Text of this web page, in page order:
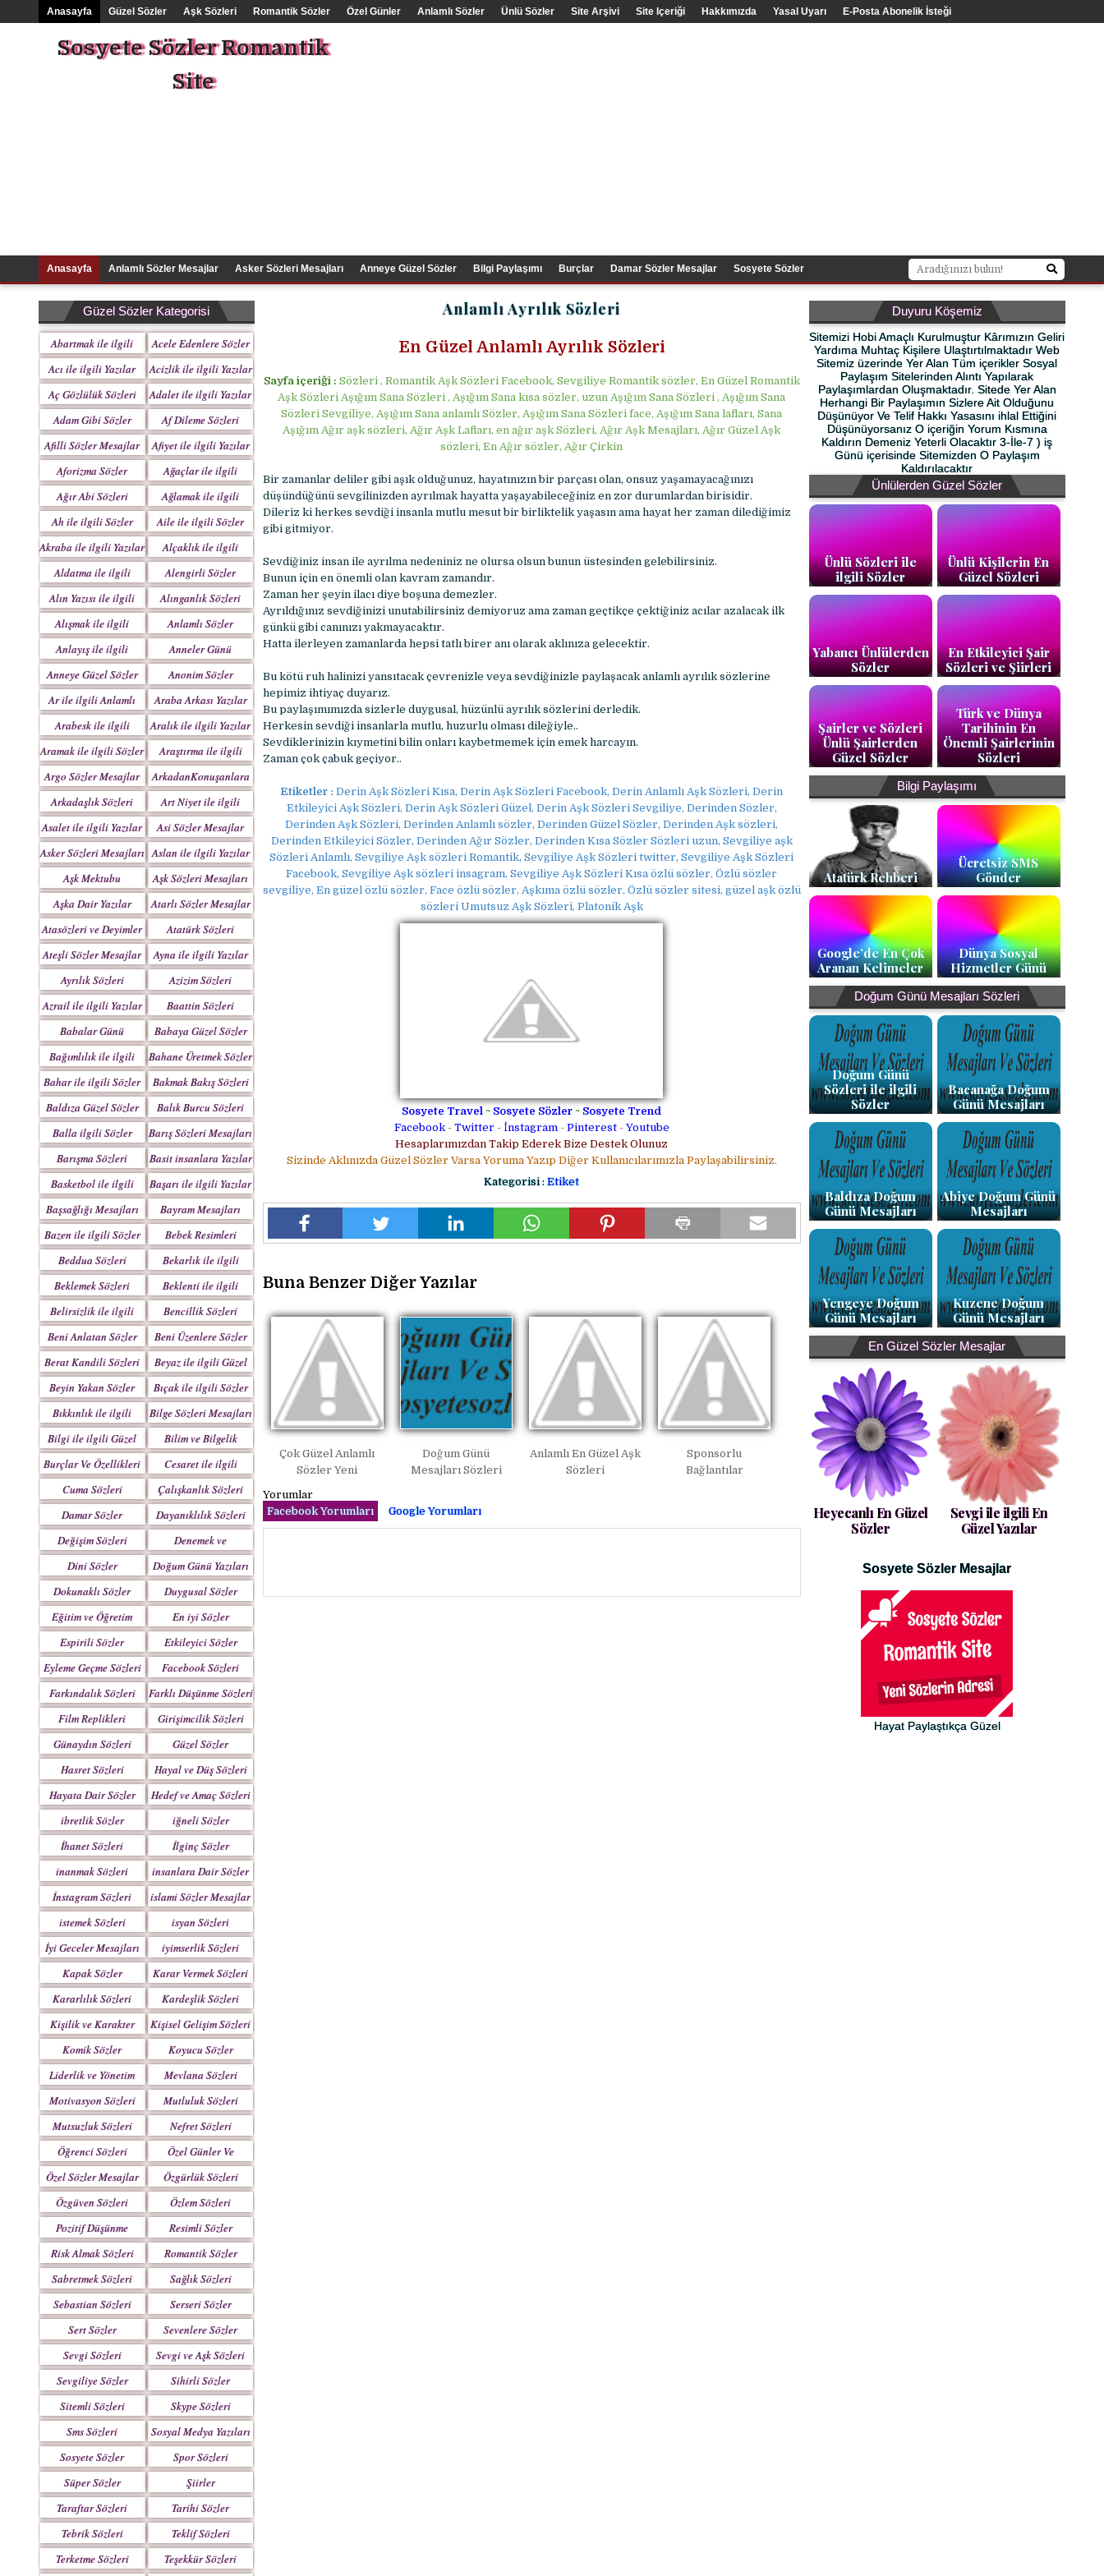
Anasayfa Güzel Sözler Aşk Sözleri Romantik Sözler Özel Günler Anlamlı Sözler Ünlü Sözler Site Arşivi Site Içeriği Hakkımızda Yasal Uyarı E-Posta Abonelik İsteği
Sosyete Sözler Romantik
Site
Anasayfa Anlamlı Sözler Mesajlar Asker Sözleri Mesajları Anneye Güzel Sözler Bilgi Paylaşımı Burçlar Damar Sözler Mesajlar Sosyete Sözler
Güzel Sözler Kategorisi
Abartmak ile ilgili
Yazılar
Acele Edenlere Sözler
Acı ile ilgili Yazılar
Acizlik ile ilgili Yazılar
Aç Gözlülük Sözleri
Adalet ile ilgili Yazılar
Adam Gibi Sözler
Mesajlar
Af Dileme Sözleri
Mesajları
Afilli Sözler Mesajlar
Afiyet ile ilgili Yazılar
Aforizma Sözler
Mesajlar
Ağaçlar ile ilgili
Yazılar
Ağır Abi Sözleri
Mesajları
Ağlamak ile ilgili
Yazılar
Ah ile ilgili Sözler
Aile ile ilgili Sözler
Akraba ile ilgili Yazılar
Alçaklık ile ilgili
Yazılar
Aldatma ile ilgili
Yazıları
Alengirli Sözler
Mesajlar
Alın Yazısı ile ilgili
Sözler
Alınganlık Sözleri
Alışmak ile ilgili
Yazılar
Anlamlı Sözler
Mesajlar
Anlayış ile ilgili
Yazılar
Anneler Günü
Mesajları
Anneye Güzel Sözler
Anonim Sözler
Ar ile ilgili Anlamlı
Sözler
Araba Arkası Yazılar
Arabesk ile ilgili
Yazılar
Aralık ile ilgili Yazılar
Aramak ile ilgili Sözler
Araştırma ile ilgili
Sözler
Argo Sözler Mesajlar
ArkadanKonuşanlara
Sözler
Arkadaşlık Sözleri
Mesajları
Art Niyet ile ilgili
Yazılar
Asalet ile ilgili Yazılar
Asi Sözler Mesajlar
Asker Sözleri Mesajları Aslan ile ilgili Yazılar
Aşk Mektubu
Mektupları
Aşk Sözleri Mesajları
Aşka Dair Yazılar
Atarlı Sözler Mesajlar
Atasözleri ve Deyimler
Atatürk Sözleri
Mesajları
Ateşli Sözler Mesajlar
Ayna ile ilgili Yazılar
Ayrılık Sözleri
Mesajları
Azizim Sözleri
Mesajları
Azrail ile ilgili Yazılar
Baattin Sözleri
Mesajları
Babalar Günü
Babaya Güzel Sözler
Bağımlılık ile ilgili
Yazılar
Bahane Üretmek Sözler
Bahar ile ilgili Sözler
Yazılar
Bakmak Bakış Sözleri
Baldıza Güzel Sözler
Balık Burcu Sözleri
Balla ilgili Sözler
Barış Sözleri Mesajları
Barışma Sözleri
Mesajları
Basit insanlara Yazılar
Basketbol ile ilgili
Sözler
Başarı ile ilgili Yazılar
Başsağlığı Mesajları
Bayram Mesajları
Sözleri
Bazen ile ilgili Sözler
Mesajlar
Bebek Resimleri
Beddua Sözleri
Mesajları
Bekarlık ile ilgili
Sözler
Beklemek Sözleri
Beklenti ile ilgili
Sözler
Belirsizlik ile ilgili
Sözler
Bencillik Sözleri
Mesajları
Beni Anlatan Sözler
Beni Üzenlere Sözler
Berat Kandili Sözleri
Mesajları
Beyaz ile ilgili Güzel
Sözler
Beyin Yakan Sözler
Bıçak ile ilgili Sözler
Bıkkınlık ile ilgili
Sözler
Bilge Sözleri Mesajları
Bilgi ile ilgili Güzel
Sözler
Bilim ve Bilgelik
Sözleri
Burçlar Ve Özellikleri
Cesaret ile ilgili
Yazılar
Cuma Sözleri
Çalışkanlık Sözleri
Damar Sözler
Dayanıklılık Sözleri
Değişim Sözleri
Denemek ve
Çabalamak Sözleri
Dini Sözler
Doğum Günü Yazıları
Dokunaklı Sözler
Duygusal Sözler
Eğitim ve Öğretim
Sözleri
En iyi Sözler
Espirili Sözler
Etkileyici Sözler
Eyleme Geçme Sözleri
Facebook Sözleri
Farkındalık Sözleri
Farklı Düşünme Sözleri
Film Replikleri
Girişimcilik Sözleri
Günaydın Sözleri
Güzel Sözler
Hasret Sözleri
Hayal ve Düş Sözleri
Hayata Dair Sözler
Hedef ve Amaç Sözleri
ibretlik Sözler
iğneli Sözler
İhanet Sözleri
İlginç Sözler
inanmak Sözleri
insanlara Dair Sözler
İnstagram Sözleri
islami Sözler Mesajlar
istemek Sözleri
isyan Sözleri
İyi Geceler Mesajları
iyimserlik Sözleri
Kapak Sözler
Karar Vermek Sözleri
Kararlılık Sözleri
Kardeşlik Sözleri
Kişilik ve Karakter
Sözleri
Kişisel Gelişim Sözleri
Komik Sözler
Koyucu Sözler
Liderlik ve Yönetim
Sözleri
Mevlana Sözleri
Motivasyon Sözleri
Mutluluk Sözleri
Mutsuzluk Sözleri
Nefret Sözleri
Öğrenci Sözleri
Özel Günler Ve
Haftalar
Özel Sözler Mesajlar
Özgürlük Sözleri
Özgüven Sözleri
Özlem Sözleri
Pozitif Düşünme
Sözleri
Resimli Sözler
Risk Almak Sözleri
Romantik Sözler
Sabretmek Sözleri
Sağlık Sözleri
Sebastian Sözleri
Serseri Sözler
Sert Sözler
Sevenlere Sözler
Sevgi Sözleri
Sevgi ve Aşk Sözleri
Sevgiliye Sözler
Sihirli Sözler
Sitemli Sözleri
Skype Sözleri
Sms Sözleri
Sosyal Medya Yazıları
Sosyete Sözler
Mesajlar
Spor Sözleri
Süper Sözler
Şiirler
Taraftar Sözleri
Tarihi Sözler
Tebrik Sözleri
Teklif Sözleri
Terketme Sözleri
Teşekkür Sözleri
Anlamlı Ayrılık Sözleri
En Güzel Anlamlı Ayrılık Sözleri
Sayfa içeriği : Sözleri , Romantik Aşk Sözleri Facebook, Sevgiliye Romantik sözler, En Güzel Romantik
Aşk Sözleri Aşığım Sana Sözleri , Aşığım Sana kısa sözler, uzun Aşığım Sana Sözleri , Aşığım Sana
Sözleri Sevgiliye, Aşığım Sana anlamlı Sözler, Aşığım Sana Sözleri face, Aşığım Sana lafları, Sana
Aşığım Ağır aşk sözleri, Ağır Aşk Lafları, en ağır aşk Sözleri, Ağır Aşk Mesajları, Ağır Güzel Aşk
sözleri, En Ağır sözler, Ağır Çirkin
Bir zamanlar deliler gibi aşık olduğunuz, hayatınızın bir parçası olan, onsuz yaşamayacağınızı
düşündüğünü sevgilinizden ayrılmak hayatta yaşayabileceğiniz en zor durumlardan birisidir.
Dileriz ki herkes sevdiği insanla mutlu mesut bir birliktelik yaşasın ama hayat her zaman dilediğimiz
gibi gitmiyor.
Sevdiğiniz insan ile ayrılma nedeniniz ne olursa olsun bunun üstesinden gelebilirsiniz.
Bunun için en önemli olan kavram zamandır.
Zaman her şeyin ilacı diye boşuna demezler.
Ayrıldığınız sevdiğinizi unutabilirsiniz demiyoruz ama zaman geçtikçe çektiğiniz acılar azalacak ilk
günkü gibi canınızı yakmayacaktır.
Hatta ilerleyen zamanlarda hepsi tatlı birer anı olarak aklınıza gelecektir.
Bu kötü ruh halinizi yansıtacak çevrenizle veya sevdiğinizle paylaşacak anlamlı ayrılık sözlerine
hepimiz ihtiyaç duyarız.
Bu paylaşımımızda sizlerle duygusal, hüzünlü ayrılık sözlerini derledik.
Herkesin sevdiği insanlarla mutlu, huzurlu olması dileğiyle..
Sevdiklerinizin kıymetini bilin onları kaybetmemek için emek harcayın.
Zaman çok çabuk geçiyor..
Etiketler : Derin Aşk Sözleri Kısa, Derin Aşk Sözleri Facebook, Derin Anlamlı Aşk Sözleri, Derin
Etkileyici Aşk Sözleri, Derin Aşk Sözleri Güzel, Derin Aşk Sözleri Sevgiliye, Derinden Sözler,
Derinden Aşk Sözleri, Derinden Anlamlı sözler, Derinden Güzel Sözler, Derinden Aşk sözleri,
Derinden Etkileyici Sözler, Derinden Ağır Sözler, Derinden Kısa Sözler Sözleri uzun, Sevgiliye aşk
Sözleri Anlamlı, Sevgiliye Aşk sözleri Romantik, Sevgiliye Aşk Sözleri twitter, Sevgiliye Aşk Sözleri
Facebook, Sevgiliye Aşk sözleri insagram, Sevgiliye Aşk Sözleri Kısa özlü sözler, Özlü sözler
sevgiliye, En güzel özlü sözler, Face özlü sözler, Aşkıma özlü sözler, Özlü sözler sitesi, güzel aşk özlü
sözleri Umutsuz Aşk Sözleri, Platonik Aşk
Sosyete Travel ~ Sosyete Sözler ~ Sosyete Trend
Facebook- Twitter - İnstagram- Pinterest- Youtube
Hesaplarımızdan Takip Ederek Bize Destek Olunuz
Sizinde Aklınızda Güzel Sözler Varsa Yoruma Yazıp Diğer Kullanıcılarımızla Paylaşabilirsiniz.
Kategorisi : Etiket
Buna Benzer Diğer Yazılar
Çok Güzel Anlamlı
Sözler Yeni
Doğum Günü
Mesajları Sözleri
Anlamlı En Güzel Aşk
Sözleri
Sponsorlu
Bağlantılar
Yorumlar
Facebook Yorumları
Google Yorumları
Duyuru Köşemiz
Sitemizi Hobi Amaçlı Kurulmuştur Kârımızın Geliri
Yardıma Muhtaç Kişilere Ulaştırtılmaktadır Web
Sitemiz üzerinde Yer Alan Tüm içerikler Sosyal
Paylaşım Sitelerinden Alıntı Yapılarak
Paylaşımlardan Oluşmaktadır. Sitede Yer Alan
Herhangi Bir Paylaşımın Sizlere Ait Olduğunu
Düşünüyor Ve Telif Hakkı Yasasını ihlal Ettiğini
Düşünüyorsanız O içeriğin Yorum Kısmına
Kaldırın Demeniz Yeterli Olacaktır 3-İle-7 ) iş
Günü içerisinde Sitemizden O Paylaşım
Kaldırılacaktır
Ünlülerden Güzel Sözler
Ünlü Sözleri ile
ilgili Sözler
Ünlü Kişilerin En
Güzel Sözleri
Yabancı Ünlülerden
Sözler
En Etkileyici Şair
Sözleri ve Şiirleri
Şairler ve Sözleri
Ünlü Şairlerden
Güzel Sözler
Türk ve Dünya
Tarihinin En
Önemli Şairlerinin
Sözleri
Bilgi Paylaşımı
Atatürk Rehberi
Ücretsiz SMS
Gönder
Google’de En Çok
Aranan Kelimeler
Dünya Sosyal
Hizmetler Günü
Doğum Günü Mesajları Sözleri
Doğum Günü
Sözleri ile ilgili
Sözler
Bacanağa Doğum
Günü Mesajları
Baldıza Doğum
Günü Mesajları
Abiye Doğum Günü
Mesajları
Yengeye Doğum
Günü Mesajları
Kuzene Doğum
Günü Mesajları
En Güzel Sözler Mesajlar
Heyecanlı En Güzel
Sözler
Sevgi ile ilgili En
Güzel Yazılar
Sosyete Sözler Mesajlar
Hayat Paylaştıkça Güzel